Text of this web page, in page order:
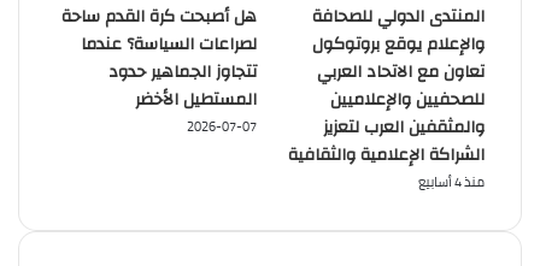
المنتدى الدولي للصحافة
والإعلام يوقع بروتوكول
تعاون مع الاتحاد العربي
للصحفيين والإعلاميين
والمثقفين العرب لتعزيز
الشراكة الإعلامية والثقافية
منذ 4 أسابيع
هل أصبحت كرة القدم ساحة
لصراعات السياسة؟ عندما
تتجاوز الجماهير حدود
المستطيل الأخضر
2026-07-07